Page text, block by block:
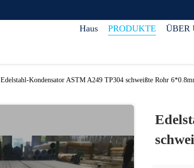
Haus PRODUKTE ÜBER
Edelstahl-Kondensator ASTM A249 TP304 schweißte Rohr